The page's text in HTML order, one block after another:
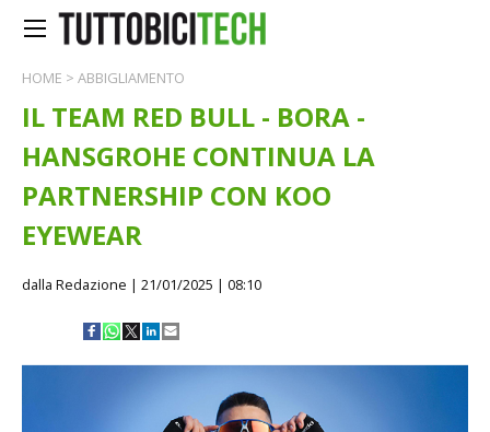
HOME > ABBIGLIAMENTO
IL TEAM RED BULL - BORA -
HANSGROHE CONTINUA LA
PARTNERSHIP CON KOO
EYEWEAR
dalla Redazione | 21/01/2025 | 08:10